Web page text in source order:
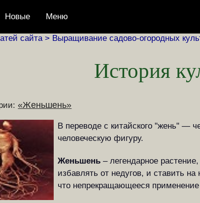
Новые Меню
сайта > Выращивание садово-огородных
История
«Женьшень»
В переводе с китайского "жень" —
человеческую фигуру.
Женьшень – легендарное
избавлять от недугов, и ставить
что непрекращающееся